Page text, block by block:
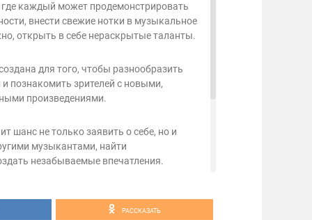
каждый может продемонстрировать
внести свежие нотки в музыкальное
открыть в себе нераскрытые таланты.
для того, чтобы разнообразить
и познакомить зрителей с новыми,
произведениями.
шанс не только заявить о себе, но и
музыкантами, найти
незабываемые впечатления.
РАССКАЗАТЬ